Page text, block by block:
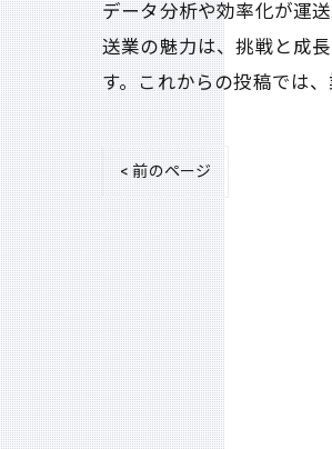
データ分析や効率化が運
送業の魅力は、挑戦と成
す。これからの投稿では
< 前のページ